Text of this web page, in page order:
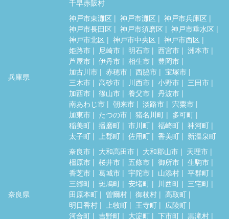
千早赤阪村
兵庫県
神戸市東灘区 神戸市灘区
神戸市兵庫区
神戸市長田区
神戸市須磨区
神戸市垂水区
神戸市北区
神戸市中央区
神戸市西区
姫路市
尼崎市 明石市 西宮市
洲本市
芦屋市
伊丹市 相生市
豊岡市
加古川市
赤穂市 西脇市
宝塚市
三木市
高砂市 川西市 小野市
三田市
加西市
篠山市 養父市
丹波市
南あわじ市
朝来市 淡路市
宍粟市
加東市
たつの市 猪名川町
多可町
稲美町
播磨町 市川町 福崎町
神河町
太子町
上郡町 佐用町 香美町 新温泉町
奈良県
奈良市 大和高田市 大和郡山市
天理市
橿原市
桜井市 五條市 御所市
生駒市
香芝市
葛城市 宇陀市 山添村
平群町
三郷町
斑鳩町 安堵町 川西町
三宅町
田原本町
曽爾村 御杖村
高取町
明日香村
上牧町 王寺町
広陵町
河合町
吉野町 大淀町 下市町
黒滝村